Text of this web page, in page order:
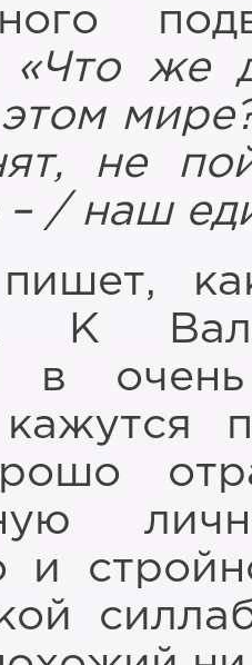
«Что же
не
– / наш
К
в
кажутся
и